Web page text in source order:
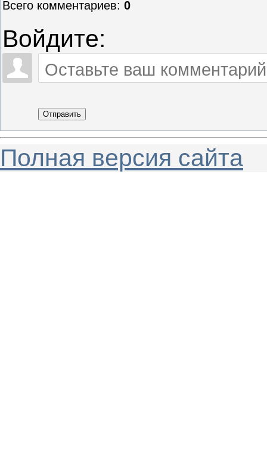
Всего комментариев: 0
Войдите:
Отправить
Полная версия сайта